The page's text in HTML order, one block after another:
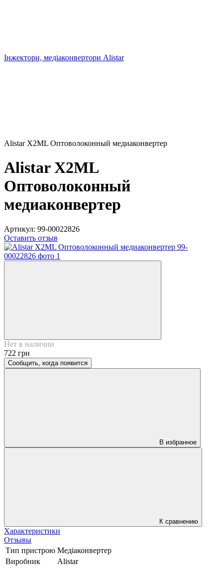
Інжектори, медіаконвертори Alistar
Alistar X2ML Оптоволоконный медиаконвертер
Alistar X2ML
Оптоволоконный
медиаконвертер
Артикул: 99-00022826
Оставить отзыв
Нет в наличии
722 грн
Сообщить, когда появится
В избранное
К сравнению
Характеристики
Отзывы
Тип пристрою Медіаконвертер
Виробник
Alistar